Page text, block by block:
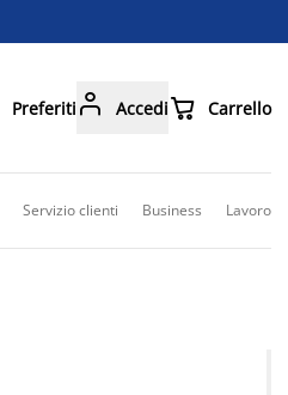
Preferiti  Accedi Carrello
Servizio clienti Business Lavoro